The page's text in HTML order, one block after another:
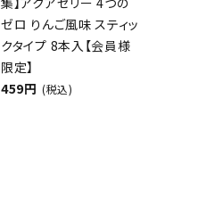
ゼロ りんご風味 スティッ
クタイプ 8本入【会員様
限定】
459円 (税込)